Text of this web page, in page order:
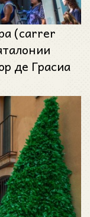
(carrer
де Грасиа